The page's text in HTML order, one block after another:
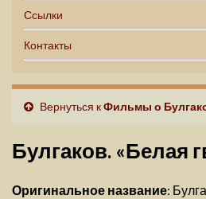
Ссылки
Контакты
Вернуться кФильмы о
Булгаков. «Белая
Оригинальное название: